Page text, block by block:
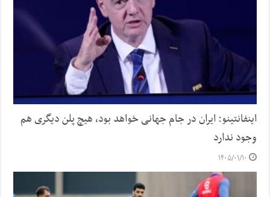
اینفانتینو: ایران در جام جهانی خواهد بود، هیچ پلن دیگری هم
وجود ندارد
۱۴۰۵/۰۱/۱۰